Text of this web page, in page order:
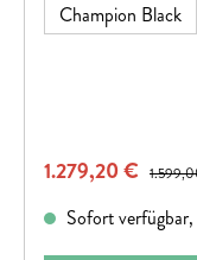
Champion Black
Verkaufspreis:
1.279,20 €
Sofort